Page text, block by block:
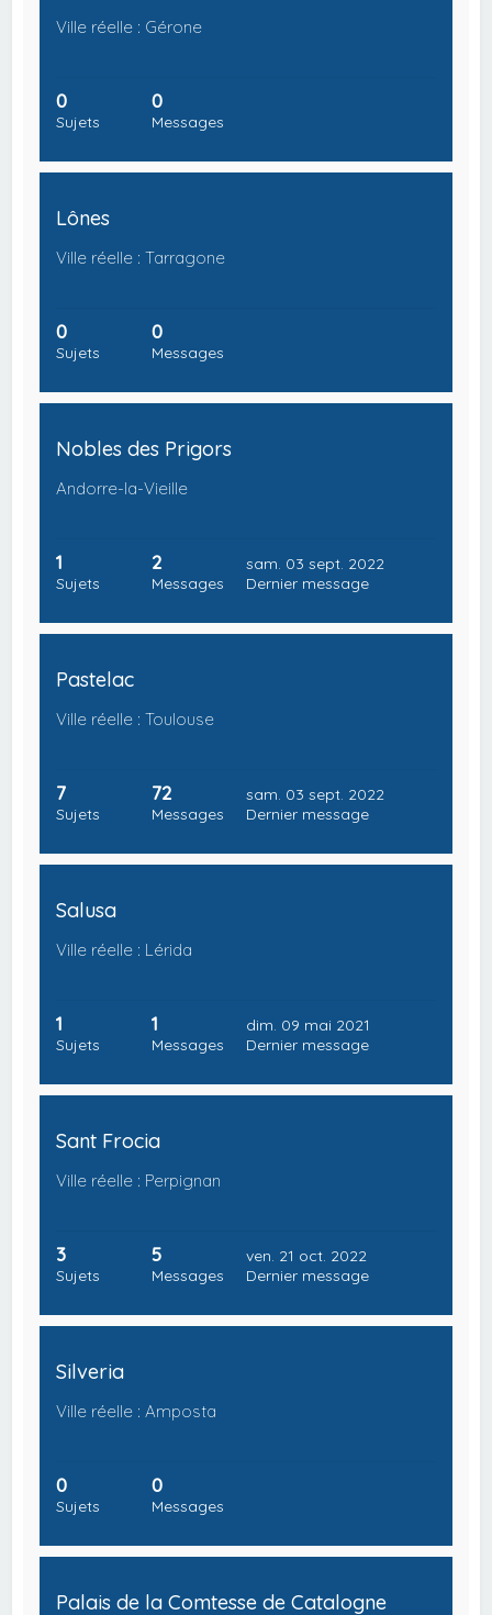
Ville réelle : Gérone
0
Sujets
0
Messages
Lônes
Ville réelle : Tarragone
0
Sujets
0
Messages
Nobles des Prigors
Andorre-la-Vieille
1
Sujets
2
Messages
sam. 03 sept. 2022
Dernier message
Pastelac
Ville réelle : Toulouse
7
Sujets
72
Messages
sam. 03 sept. 2022
Dernier message
Salusa
Ville réelle : Lérida
1
Sujets
1
Messages
dim. 09 mai 2021
Dernier message
Sant Frocia
Ville réelle : Perpignan
3
Sujets
5
Messages
ven. 21 oct. 2022
Dernier message
Silveria
Ville réelle : Amposta
0
Sujets
0
Messages
Palais de la Comtesse de Catalogne